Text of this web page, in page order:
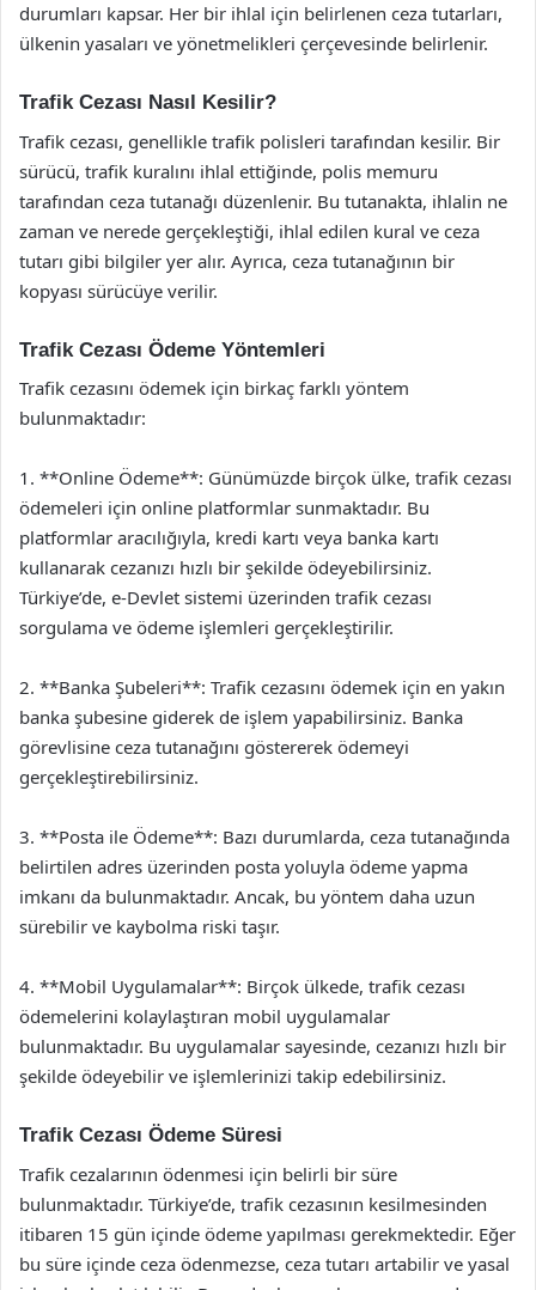
durumları kapsar. Her bir ihlal için belirlenen ceza tutarları,
ülkenin yasaları ve yönetmelikleri çerçevesinde belirlenir.
Trafik Cezası Nasıl Kesilir?
Trafik cezası, genellikle trafik polisleri tarafından kesilir. Bir
sürücü, trafik kuralını ihlal ettiğinde, polis memuru
tarafından ceza tutanağı düzenlenir. Bu tutanakta, ihlalin ne
zaman ve nerede gerçekleştiği, ihlal edilen kural ve ceza
tutarı gibi bilgiler yer alır. Ayrıca, ceza tutanağının bir
kopyası sürücüye verilir.
Trafik Cezası Ödeme Yöntemleri
Trafik cezasını ödemek için birkaç farklı yöntem
bulunmaktadır:
1. **Online Ödeme**: Günümüzde birçok ülke, trafik cezası
ödemeleri için online platformlar sunmaktadır. Bu
platformlar aracılığıyla, kredi kartı veya banka kartı
kullanarak cezanızı hızlı bir şekilde ödeyebilirsiniz.
Türkiye’de, e-Devlet sistemi üzerinden trafik cezası
sorgulama ve ödeme işlemleri gerçekleştirilir.
2. **Banka Şubeleri**: Trafik cezasını ödemek için en yakın
banka şubesine giderek de işlem yapabilirsiniz. Banka
görevlisine ceza tutanağını göstererek ödemeyi
gerçekleştirebilirsiniz.
3. **Posta ile Ödeme**: Bazı durumlarda, ceza tutanağında
belirtilen adres üzerinden posta yoluyla ödeme yapma
imkanı da bulunmaktadır. Ancak, bu yöntem daha uzun
sürebilir ve kaybolma riski taşır.
4. **Mobil Uygulamalar**: Birçok ülkede, trafik cezası
ödemelerini kolaylaştıran mobil uygulamalar
bulunmaktadır. Bu uygulamalar sayesinde, cezanızı hızlı bir
şekilde ödeyebilir ve işlemlerinizi takip edebilirsiniz.
Trafik Cezası Ödeme Süresi
Trafik cezalarının ödenmesi için belirli bir süre
bulunmaktadır. Türkiye’de, trafik cezasının kesilmesinden
itibaren 15 gün içinde ödeme yapılması gerekmektedir. Eğer
bu süre içinde ceza ödenmezse, ceza tutarı artabilir ve yasal